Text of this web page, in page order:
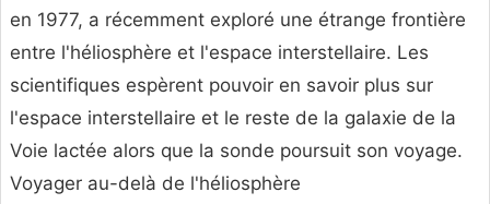
en 1977, a récemment exploré une étrange frontière
entre l'héliosphère et l'espace interstellaire. Les
scientifiques espèrent pouvoir en savoir plus sur
l'espace interstellaire et le reste de la galaxie de la
Voie lactée alors que la sonde poursuit son voyage.
Voyager au-delà de l'héliosphère